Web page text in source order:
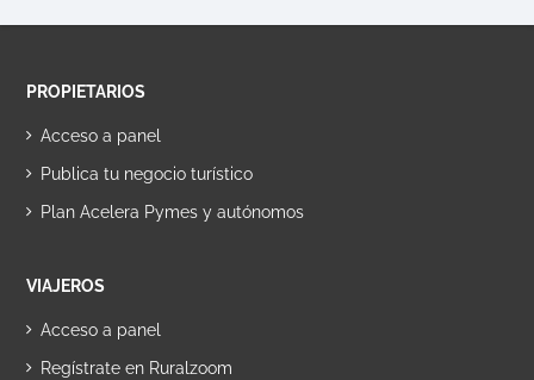
PROPIETARIOS
Acceso a panel
Publica tu negocio turístico
Plan Acelera Pymes y autónomos
VIAJEROS
Acceso a panel
Regístrate en Ruralzoom